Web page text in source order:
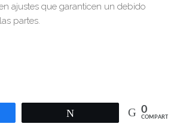
ajustes que garanticen un debido
partes.
0
COMPARTIR